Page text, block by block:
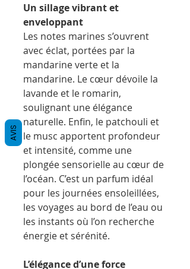
Un sillage vibrant et
enveloppant
Les notes marines s’ouvrent
avec éclat, portées par la
mandarine verte et la
mandarine. Le cœur dévoile la
lavande et le romarin,
soulignant une élégance
naturelle. Enfin, le patchouli et
le musc apportent profondeur
et intensité, comme une
plongée sensorielle au cœur de
l’océan. C’est un parfum idéal
pour les journées ensoleillées,
les voyages au bord de l’eau ou
les instants où l’on recherche
énergie et sérénité.
L’élégance d’une force
AVIS